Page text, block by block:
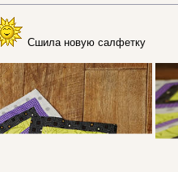
Сшила новую салфетку